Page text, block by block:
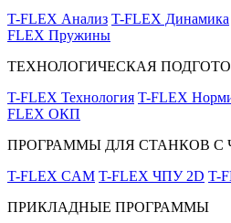
T-FLEX Анализ T-FLEX Динамика
FLEX Пружины
ТЕХНОЛОГИЧЕСКАЯ
T-FLEX Технология T-FLEX
FLEX ОКП
ПРОГРАММЫ ДЛЯ СТАНКОВ С
T-FLEX CAM T-FLEX ЧПУ 2D T-
ПРИКЛАДНЫЕ ПРОГРАММЫ